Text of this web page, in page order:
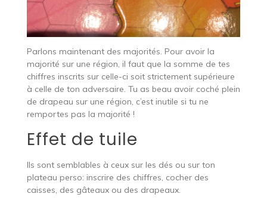
Parlons maintenant des majorités. Pour avoir la
majorité sur une région, il faut que la somme de tes
chiffres inscrits sur celle-ci soit strictement supérieure
à celle de ton adversaire. Tu as beau avoir coché plein
de drapeau sur une région, c’est inutile si tu ne
remportes pas la majorité !
Effet de tuile
Ils sont semblables à ceux sur les dés ou sur ton
plateau perso: inscrire des chiffres, cocher des
caisses, des gâteaux ou des drapeaux.